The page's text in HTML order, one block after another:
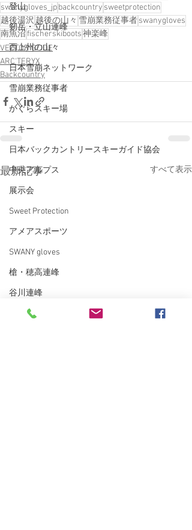
登山
剱岳・立山連峰
西上州の山々
日本雪崩ネットワーク
雪崩業務従事者
かぐらスキー場
スキー
日本バックカントリースキーガイド協会
中央アルプス
展示会
Sweet Protection
アメアスポーツ
SWANY gloves
槍・穂高連峰
谷川連峰
パステルツアー
swanygloves_jpbackcountry sweetprotection
越後湯沢 越後の山々 雪崩業務従事者swanygloves
南魚沼fischerskiboots神楽峰
VECTOR GLIDE
ARC'TERYX
Backcountry
最新記事 すべて表示